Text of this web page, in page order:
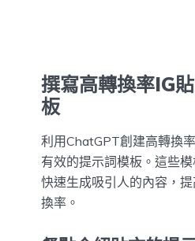
撰寫高轉換率IG
板
利用ChatGPT創建高轉換
有效的提示詞模板。這些
快速生成吸引人的內容，
換率。